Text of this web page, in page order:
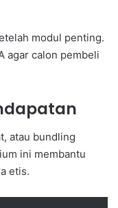
modul penting.
agar calon pembeli
atau bundling
ini membantu
etis.